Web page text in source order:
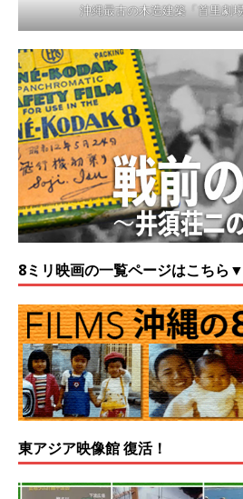
沖縄最古の木造建築「首里劇
8ミリ映画の一覧ページはこちら▼
東アジア映像館 復活！